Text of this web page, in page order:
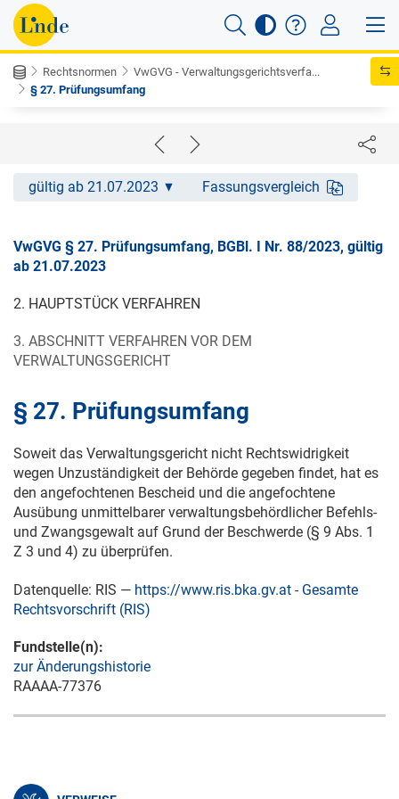
Rechtsnormen
VwGVG - Verwaltungsgerichtsverfa...
§ 27. Prüfungsumfang
gültig ab 21.07.2023 Fassungsvergleich
VwGVG § 27. Prüfungsumfang, BGBl. I Nr. 88/2023, gültig
ab 21.07.2023
2. HAUPTSTÜCK VERFAHREN
3. ABSCHNITT VERFAHREN VOR DEM
VERWALTUNGSGERICHT
§ 27. Prüfungsumfang
Soweit das Verwaltungsgericht nicht Rechtswidrigkeit
wegen Unzuständigkeit der Behörde gegeben findet, hat es
den angefochtenen Bescheid und die angefochtene
Ausübung unmittelbarer verwaltungsbehördlicher Befehls-
und Zwangsgewalt auf Grund der Beschwerde (§ 9 Abs. 1
Z 3 und 4) zu überprüfen.
Datenquelle: RIS — https://www.ris.bka.gv.at - Gesamte
Rechtsvorschrift (RIS)
Fundstelle(n):
zur Änderungshistorie
RAAAA-77376